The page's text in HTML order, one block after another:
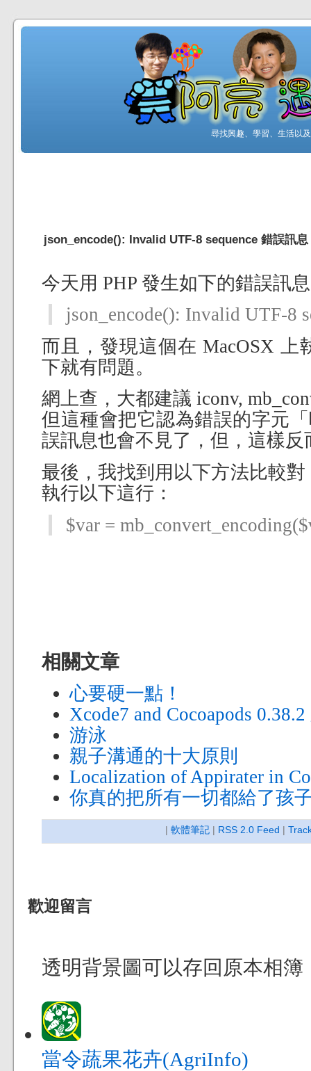
尋找興趣、學習、生活以
json_encode(): Invalid UTF-8 sequence 錯誤訊息
今天用 PHP 發生如下的錯誤訊
json_encode(): Invalid UTF-8
而且，發現這個在 MacOSX 上
下就有問題。
網上查，大都建議 iconv,
但這種會把它認為錯誤的字元
誤訊息也會不見了，但，這樣反
最後，我找到用以下方法比較對
執行以下這行：
$var =
相關文章
心要硬一點！
Xcode7 and Cocoapods
游泳
親子溝通的十大原則
Localization of Appirater in
你真的把所有一切都給了孩
| 軟體筆記 | RSS 2.0 Feed |
歡迎留言
透明背景圖可以存回原本相
當令蔬果花卉(AgriInfo)